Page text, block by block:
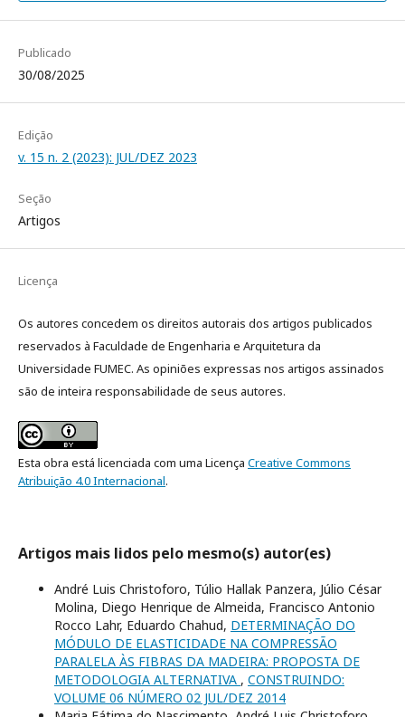
Publicado
30/08/2025
Edição
v. 15 n. 2 (2023): JUL/DEZ 2023
Seção
Artigos
Licença
Os autores concedem os direitos autorais dos artigos publicados
reservados à Faculdade de Engenharia e Arquitetura da
Universidade FUMEC. As opiniões expressas nos artigos assinados
são de inteira responsabilidade de seus autores.
Esta obra está licenciada com uma Licença Creative Commons
Atribuição 4.0 Internacional.
Artigos mais lidos pelo mesmo(s) autor(es)
André Luis Christoforo, Túlio Hallak Panzera, Júlio César
Molina, Diego Henrique de Almeida, Francisco Antonio
Rocco Lahr, Eduardo Chahud, DETERMINAÇÃO DO
MÓDULO DE ELASTICIDADE NA COMPRESSÃO
PARALELA ÀS FIBRAS DA MADEIRA: PROPOSTA DE
METODOLOGIA ALTERNATIVA , CONSTRUINDO:
VOLUME 06 NÚMERO 02 JUL/DEZ 2014